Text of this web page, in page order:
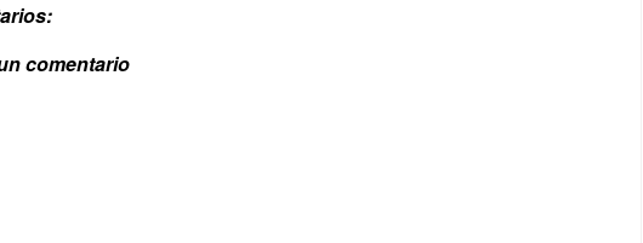
comentario